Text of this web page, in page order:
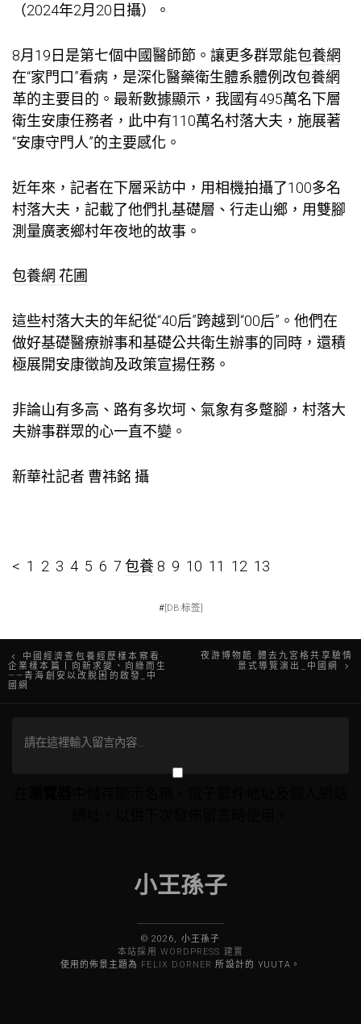
（2024年2月20日攝）。
8月19日是第七個中國醫師節。讓更多群眾能包養網
在“家門口”看病，是深化醫藥衛生體系體例改包養網
革的主要目的。最新數據顯示，我國有495萬名下層
衛生安康任務者，此中有110萬名村落大夫，施展著
“安康守門人”的主要感化。
近年來，記者在下層采訪中，用相機拍攝了100多名
村落大夫，記載了他們扎基礎層、行走山鄉，用雙腳
測量廣袤鄉村年夜地的故事。
包養網 花圃
這些村落大夫的年紀從“40后”跨越到“00后”。他們在
做好基礎醫療辦事和基礎公共衛生辦事的同時，還積
極展開安康徵詢及政策宣揚任務。
非論山有多高、路有多坎坷、氣象有多蹩腳，村落大
夫辦事群眾的心一直不變。
新華社記者 曹祎銘 攝
< 1 2 3 4 5 6 7 包養 8 9 10 11 12 13
#[DB:标签]
文
章
覽
中國經濟查包養經歷樣本察看·
企業樣本篇丨向新求變、向綠而生
——青海創安以改脫困的啟發_中
國網
夜游博物館 體去九宮格共享驗情
景式導覽演出_中國網
小王孫子
© 2026, 小王孫子
本站採用 WORDPRESS 建置
使用的佈景主題為
FELIX DORNER 所設計的 YUUTA。